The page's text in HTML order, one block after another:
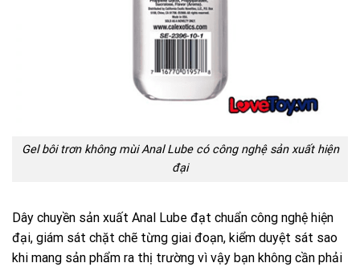
Gel bôi trơn không mùi Anal Lube có công nghệ sản xuất hiện
đại
Dây chuyền sản xuất Anal Lube đạt chuẩn công nghệ hiện
đại, giám sát chặt chẽ từng giai đoạn, kiểm duyệt sát sao
khi mang sản phẩm ra thị trường vì vậy bạn không cần phải